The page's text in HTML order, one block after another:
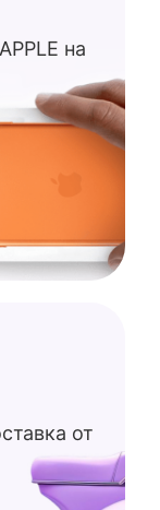
на
от